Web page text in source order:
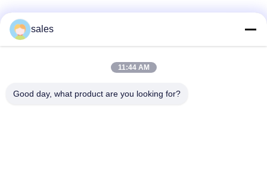
Catégories populaires
Pignon biseauté
vitesse de périmètre
Bâtis et pièces
sales
11:44 AM
Good day, what product are you looking for?